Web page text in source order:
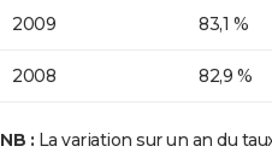
2009 83,1 %
2008 82,9 %
NB : La variation sur un an du